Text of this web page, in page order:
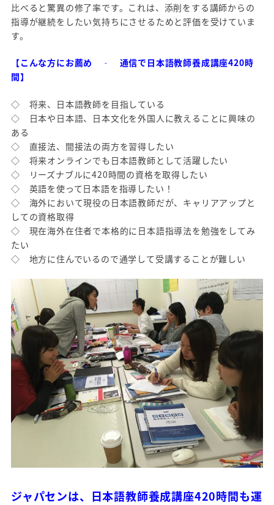
比べると驚異の修了率です。これは、添削をする講師からの
指導が継続をしたい気持ちにさせるためと評価を受けていま
す。
【こんな方にお薦め ‐ 通信で日本語教師養成講座420時
間】
◇ 将来、日本語教師を目指している
◇ 日本や日本語、日本文化を外国人に教えることに興味の
ある
◇ 直接法、間接法の両方を習得したい
◇ 将来オンラインでも日本語教師として活躍したい
◇ リーズナブルに420時間の資格を取得したい
◇ 英語を使って日本語を指導したい！
◇ 海外において現役の日本語教師だが、キャリアアップと
しての資格取得
◇ 現在海外在住者で本格的に日本語指導法を勉強をしてみ
たい
◇ 地方に住んでいるので通学して受講することが難しい
ジャパセンは、日本語教師養成講座420時間も運